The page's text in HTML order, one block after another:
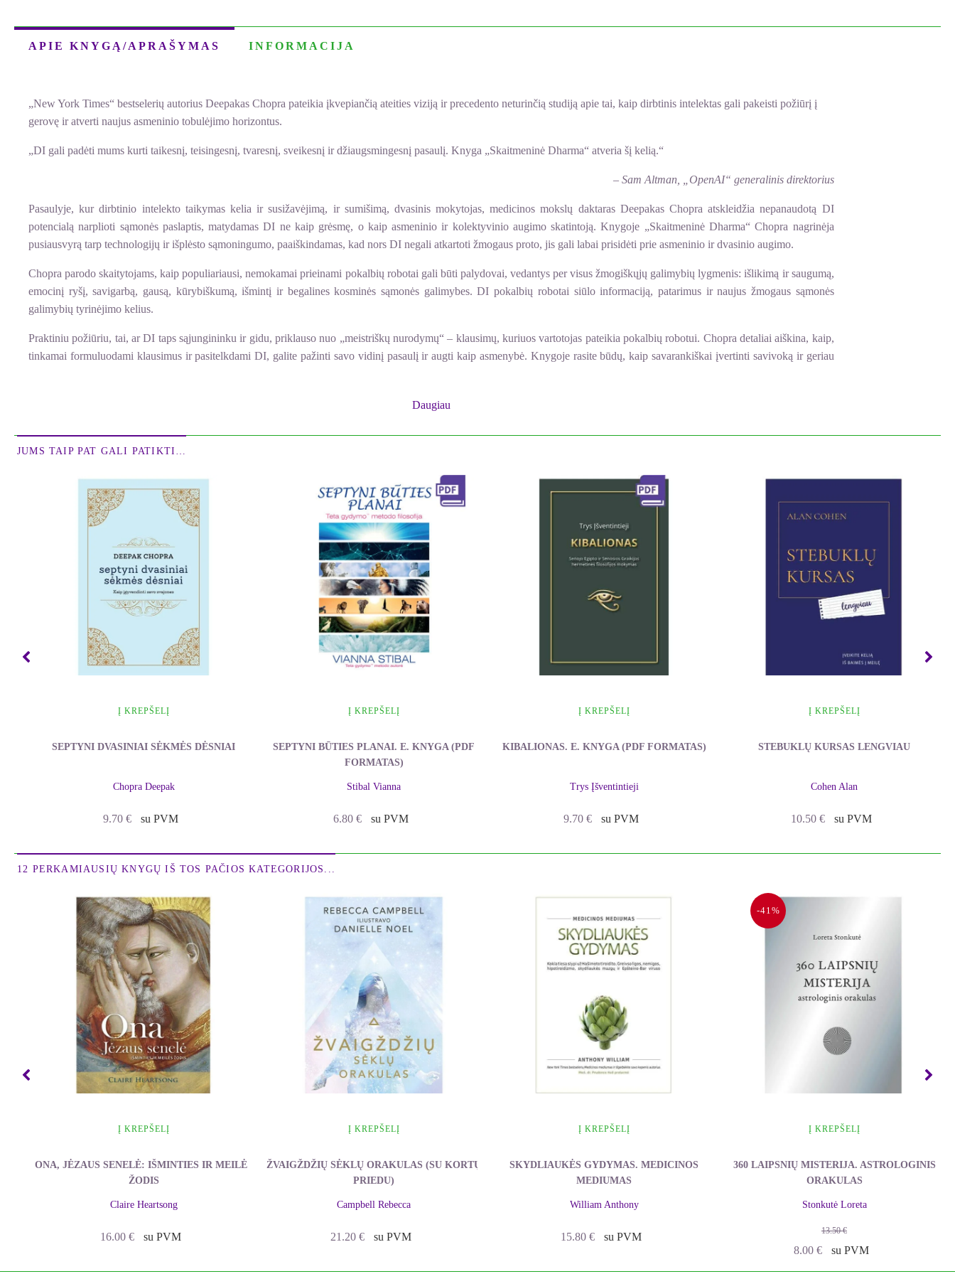
APIE KNYGĄ/APRAŠYMAS INFORMACIJA
„New York Times“ bestselerių autorius Deepakas Chopra pateikia įkvepiančią ateities viziją ir precedento neturinčią studiją apie tai, kaip dirbtinis intelektas gali pakeisti požiūrį į
gerovę ir atverti naujus asmeninio tobulėjimo horizontus.
„DI gali padėti mums kurti taikesnį, teisingesnį, tvaresnį, sveikesnį ir džiaugsmingesnį pasaulį. Knyga „Skaitmeninė Dharma“ atveria šį kelią.“
– Sam Altman, „OpenAI“ generalinis direktorius
Pasaulyje, kur dirbtinio intelekto taikymas kelia ir susižavėjimą, ir sumišimą, dvasinis mokytojas, medicinos mokslų daktaras Deepakas Chopra atskleidžia nepanaudotą DI
potencialą narplioti sąmonės paslaptis, matydamas DI ne kaip grėsmę, o kaip asmeninio ir kolektyvinio augimo skatintoją. Knygoje „Skaitmeninė Dharma“ Chopra nagrinėja
pusiausvyrą tarp technologijų ir išplėsto sąmoningumo, paaiškindamas, kad nors DI negali atkartoti žmogaus proto, jis gali labai prisidėti prie asmeninio ir dvasinio augimo.
Chopra parodo skaitytojams, kaip populiariausi, nemokamai prieinami pokalbių robotai gali būti palydovai, vedantys per visus žmogiškųjų galimybių lygmenis: išlikimą ir saugumą,
emocinį ryšį, savigarbą, gausą, kūrybiškumą, išmintį ir begalines kosminės sąmonės galimybes. DI pokalbių robotai siūlo informaciją, patarimus ir naujus žmogaus sąmonės
galimybių tyrinėjimo kelius.
Praktiniu požiūriu, tai, ar DI taps sąjungininku ir gidu, priklauso nuo „meistriškų nurodymų“ – klausimų, kuriuos vartotojas pateikia pokalbių robotui. Chopra detaliai aiškina, kaip,
tinkamai formuluodami klausimus ir pasitelkdami DI, galite pažinti savo vidinį pasaulį ir augti kaip asmenybė. Knygoje rasite būdų, kaip savarankiškai įvertinti savivoką ir geriau
„Skaitmeninė Dharma“ padeda meistriškai įvaldyti DI ne tik kaip technologinį įrankį, bet ir pasitelkti jį kaip kūrybinį partnerį kuriant ateitį, kurioje žmogus galėtų įveikti
ugdymo ir skatinti asmeninę raidą.
Daugiau
JUMS TAIP PAT GALI PATIKTI…
Į KREPŠELĮ
SEPTYNI DVASINIAI SĖKMĖS DĖSNIAI
Chopra Deepak
9.70 € su PVM
Į KREPŠELĮ
SEPTYNI BŪTIES PLANAI. E. KNYGA (PDF
FORMATAS)
Stibal Vianna
6.80 € su PVM
Į KREPŠELĮ
KIBALIONAS. E. KNYGA (PDF FORMATAS)
Trys Įšventintieji
9.70 € su PVM
Į KREPŠELĮ
STEBUKLŲ KURSAS LENGVIAU
Cohen Alan
10.50 € su PVM
12 PERKAMIAUSIŲ KNYGŲ IŠ TOS PAČIOS KATEGORIJOS...
Į KREPŠELĮ
ONA, JĖZAUS SENELĖ: IŠMINTIES IR MEILĖS
ŽODIS
Claire Heartsong
16.00 € su PVM
Į KREPŠELĮ
ŽVAIGŽDŽIŲ SĖKLŲ ORAKULAS (SU KORTŲ
PRIEDU)
Campbell Rebecca
21.20 € su PVM
Į KREPŠELĮ
SKYDLIAUKĖS GYDYMAS. MEDICINOS
MEDIUMAS
William Anthony
15.80 € su PVM
-41%
Į KREPŠELĮ
360 LAIPSNIŲ MISTERIJA. ASTROLOGINIS
ORAKULAS
Stonkutė Loreta
13.50€
Original
8.00 €Current
su PVM